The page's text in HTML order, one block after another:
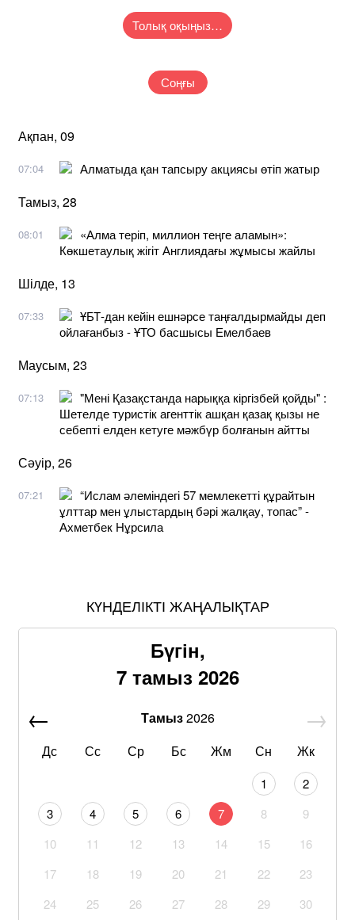
Толық оқыңыз…
Соңғы
Ақпан, 09
07:04 Алматыда қан тапсыру акциясы өтіп жатыр
Тамыз, 28
08:01
«Алма теріп, миллион теңге аламын»:
Көкшетаулық жігіт Англиядағы жұмысы жайлы
Шілде, 13
07:33
ҰБТ-дан кейін ешнәрсе таңғалдырмайды деп
ойлағанбыз - ҰТО басшысы Емелбаев
Маусым, 23
07:13
"Мені Қазақстанда нарыққа кіргізбей қойды" :
Шетелде туристік агенттік ашқан қазақ қызы не
себепті елден кетуге мәжбүр болғанын айтты
Сәуір, 26
07:21
“Ислам әлеміндегі 57 мемлекетті құрайтын
ұлттар мен ұлыстардың бәрі жалқау, топас” -
Ахметбек Нұрсила
КҮНДЕЛІКТІ ЖАҢАЛЫҚТАР
Бүгін,
7 тамыз 2026
Тамыз2026
Дс
Сс Ср Бс Жм Сн Жк
1
2
3
4 5 6 7 8
9
10
11 12 13 14 15
16
17
18 19 20 21 22
23
24
25 26 27 28 29 30